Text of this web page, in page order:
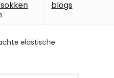
blogs
elastische